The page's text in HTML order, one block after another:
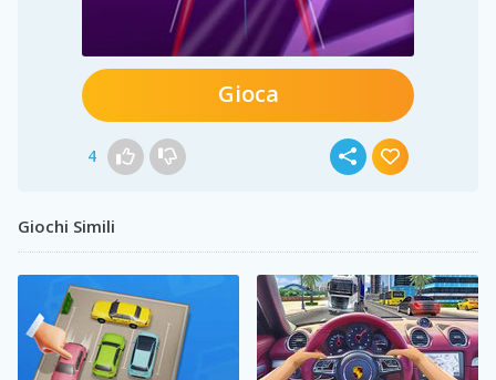
Gioca
4
Giochi Simili